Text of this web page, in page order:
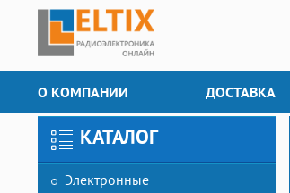
О КОМПАНИИ ДОСТАВКА
КАТАЛОГ
Электронные